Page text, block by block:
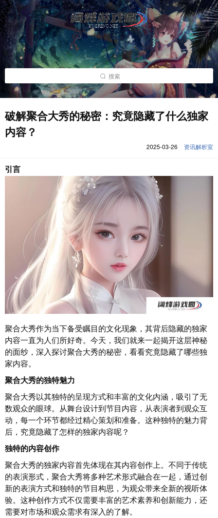
搜索
破解聚合大秀的秘密：究竟隐藏了什么独家
内容？
2025-03-26 资讯解析室
引言
聚合大秀作为当下备受瞩目的文化现象，其背后隐藏的独家
内容一直为人们所好奇。今天，我们就来一起揭开这层神秘
的面纱，深入探讨聚合大秀的秘密，看看究竟隐藏了哪些独
家内容。
聚合大秀的独特魅力
聚合大秀以其独特的呈现方式和丰富的文化内涵，吸引了无
数观众的眼球。从舞台设计到节目内容，从表演者到观众互
动，每一个环节都经过精心策划和准备。这种独特的魅力背
后，究竟隐藏了怎样的独家内容呢？
独特的内容创作
聚合大秀的独家内容首先体现在其内容创作上。不同于传统
的表演形式，聚合大秀将多种艺术形式融合在一起，通过创
新的表演方式和独特的节目构思，为观众带来全新的视听体
验。这种创作方式不仅需要丰富的艺术素养和创新能力，还
需要对市场和观众需求有深入的了解。